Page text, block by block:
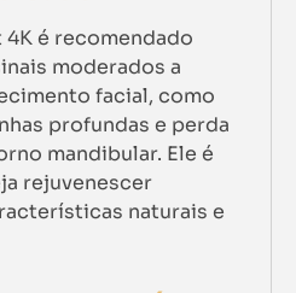
4K é recomendado
moderados a
facial, como
profundas e perda
mandibular. Ele é
rejuvenescer
naturais e